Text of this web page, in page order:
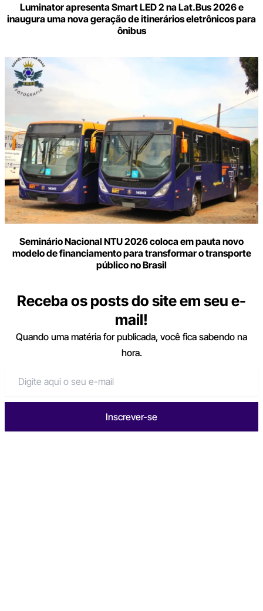
Luminator apresenta Smart LED 2 na Lat.Bus 2026 e
inaugura uma nova geração de itinerários eletrônicos para
ônibus
Seminário Nacional NTU 2026 coloca em pauta novo
modelo de financiamento para transformar o transporte
público no Brasil
Receba os posts do site em seu e-
mail!
Quando uma matéria for publicada, você fica sabendo na
hora.
Inscrever-se